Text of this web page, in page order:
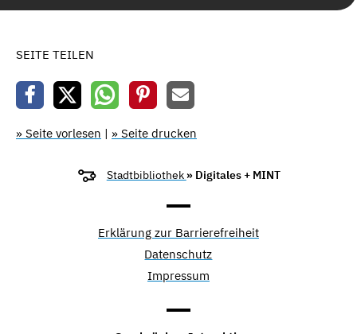
SEITE TEILEN
» Seite vorlesen | » Seite drucken
Stadtbibliothek » Digitales + MINT
Erklärung zur Barrierefreiheit
Datenschutz
Impressum